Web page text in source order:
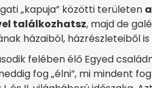
„kapuja” közötti területen
találkozhatsz, majd de
házaiból, házrészleteiből
felében élő Egyed
fog „élni”, mi mindent